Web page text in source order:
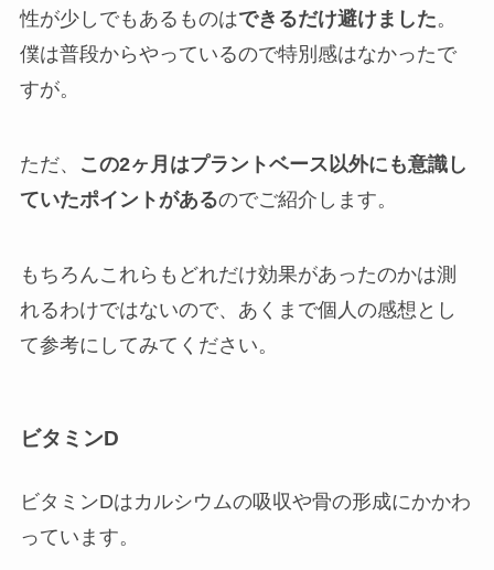
性が少しでもあるものはできるだけ避けました。
僕は普段からやっているので特別感はなかったで
すが。
ただ、
この2ヶ月はプラントベース以外にも意識し
ていたポイントがあるのでご紹介します。
もちろんこれらもどれだけ効果があったのかは測
れるわけではないので、あくまで個人の感想とし
て参考にしてみてください。
ビタミンD
ビタミンDはカルシウムの吸収や骨の形成にかかわ
っています。